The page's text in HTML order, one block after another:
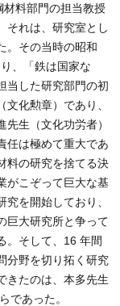
材料部門の担当教授
それは、研究室とし
。その当時の昭和
、「鉄は国家な
当した研究部門の初
化勲章）であり、
生（文化功労者）
任は極めて重大であ
料の研究を捨てる決
がこぞって巨大な基
を開始しており、
巨大研究所と争って
。そして、16 年間
分野を切り拓く研究
きたのは、本多先生
であった。